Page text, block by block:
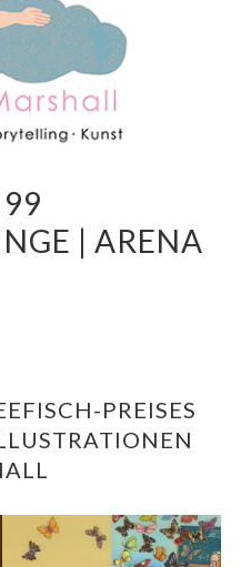
| ARENA
PREISES